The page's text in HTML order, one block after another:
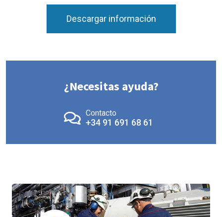
Descargar información
¿Necesitas ayuda?
Contacto
+34 91 691 68 61